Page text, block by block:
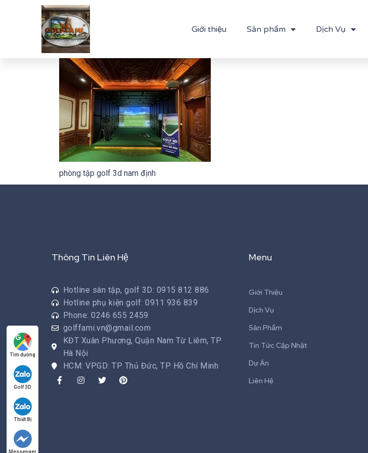
Giới thiệu Sản phẩm Dịch Vụ
phòng tập golf 3d nam định
Thông Tin Liên Hệ
Hotline sân tập, golf 3D: 0915 812 886
Hotline phụ kiện golf: 0911 936 839
Phone: 0246 655 2459
golffami.vn@gmail.com
KĐT Xuân Phương, Quận Nam Từ Liêm, TP
Hà Nội
HCM: VPGD: TP Thủ Đức, TP Hồ Chí Minh
Menu
Giới Thiệu
Dịch Vụ
Sản Phẩm
Tin Tức Cập Nhật
Dự Án
Liên Hệ
Tìm đường
Golf 3D
Thiết Bị
Messenger